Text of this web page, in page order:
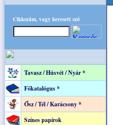
Cikkszám, vagy keresett szó
Tavasz / Húsvét / Nyár *
Főkatalógus *
Ősz / Tél / Karácsony *
Színes papírok